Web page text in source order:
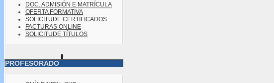
DOC. ADMISIÓN E MATRÍCULA
OFERTA FORMATIVA
SOLICITUDE CERTIFICADOS
FACTURAS ONLINE
SOLICITUDE TÍTULOS
PROFESORADO